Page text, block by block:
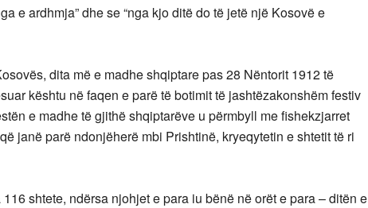
e ardhmja” dhe se “nga kjo ditë do të jetë një Kosovë e
dita më e madhe shqiptare pas 28 Nëntorit 1912 të
kështu në faqen e parë të botimit të jashtëzakonshëm festiv
e madhe të gjithë shqiptarëve u përmbyll me fishekzjarret
janë parë ndonjëherë mbi Prishtinë, kryeqytetin e shtetit të ri
shtete, ndërsa njohjet e para iu bënë në orët e para – ditën e